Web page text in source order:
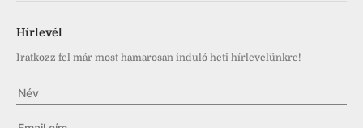
Hírlevél
Iratkozz fel már most hamarosan induló heti hírlevelünkre!